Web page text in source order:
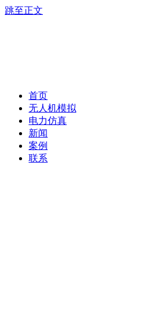
跳至正文
首页
无人机模拟
电力仿真
新闻
案例
联系